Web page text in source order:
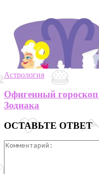
Астрология
Офигенный гороскоп
Зодиака
ОСТАВЬТЕ ОТВЕТ